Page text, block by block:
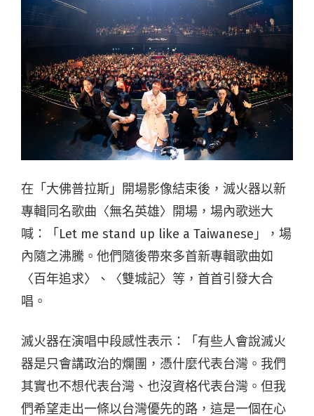
在「大佛普拉斯」開場影像結束後，滅火器以新
專輯同名歌曲〈無名英雄〉開場，場內歌迷大
喊：「Let me stand up like a Taiwanese」，場
內隨之沸騰。他們隨後帶來多首新專輯歌曲如
〈百年追求〉、〈雙城記〉等，首首引發大合
唱。
滅火器在演唱中段感性表示：「有些人會說滅火
器是只會講政治的爛團，憑什麼代表台灣。我們
其實也不想代表台灣、也沒資格代表台灣。但我
們希望走出一條以台灣優先的路，這是一個在心